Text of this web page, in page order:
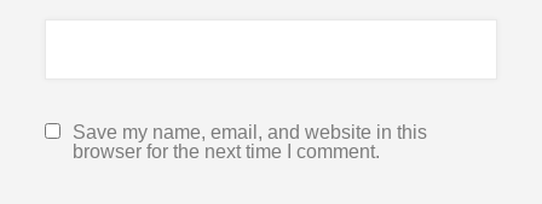
Save my name, email, and website in this
browser for the next time I comment.